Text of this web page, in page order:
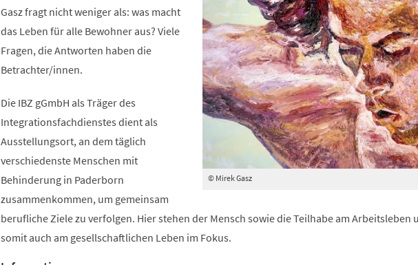
© Mirek Gasz
Gasz fragt nicht weniger als: was macht
das Leben für alle Bewohner aus? Viele
Fragen, die Antworten haben die
Betrachter/innen.
Die IBZ gGmbH als Träger des
Integrationsfachdienstes dient als
Ausstellungsort, an dem täglich
verschiedenste Menschen mit
Behinderung in Paderborn
zusammenkommen, um gemeinsam
berufliche Ziele zu verfolgen. Hier stehen der Mensch sowie die Teilhabe am Arbeitsleben
somit auch am gesellschaftlichen Leben im Fokus.